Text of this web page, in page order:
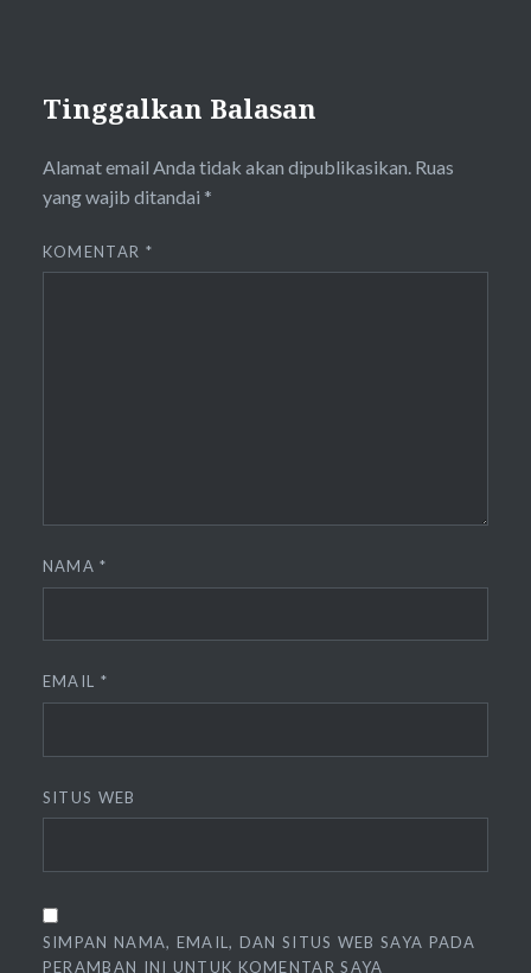
Tinggalkan Balasan
Alamat email Anda tidak akan dipublikasikan. Ruas
yang wajib ditandai *
KOMENTAR *
NAMA*
EMAIL *
SITUS WEB
SIMPAN NAMA, EMAIL, DAN SITUS WEB SAYA PADA
PERAMBAN INI UNTUK KOMENTAR SAYA